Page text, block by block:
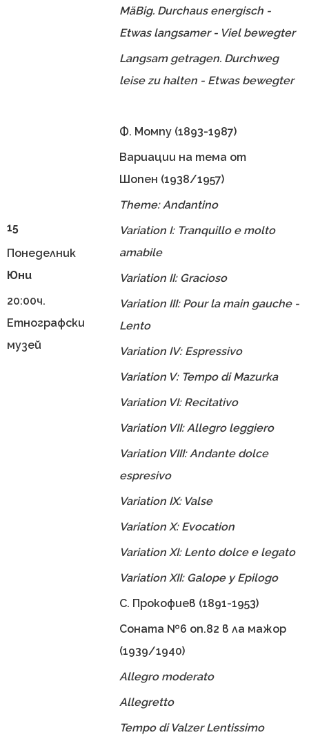
15
Понеделник
Юни
20:00ч.
Етнографски
музей
MäBig. Durchaus energisch -
Etwas langsamer - Viel bewegter
Langsam getragen. Durchweg
leise zu halten - Etwas bewegter
Ф. Момпу (1893-1987)
Вариации на тема от
Шопен (1938/1957)
Theme: Andantino
Variation I: Tranquillo e molto
amabile
Variation II: Gracioso
Variation III: Pour la main gauche -
Lento
Variation IV: Espressivo
Variation V: Tempo di Mazurka
Variation VI: Recitativo
Variation VII: Allegro leggiero
Variation VIII: Andante dolce
espresivo
Variation IX: Valse
Variation X: Evocation
Variation XI: Lento dolce e legato
Variation XII: Galope y Epilogo
С. Прокофиев (1891-1953)
Соната №6 оп.82 в ла мажор
(1939/1940)
Allegro moderato
Allegretto
Tempo di Valzer Lentissimo